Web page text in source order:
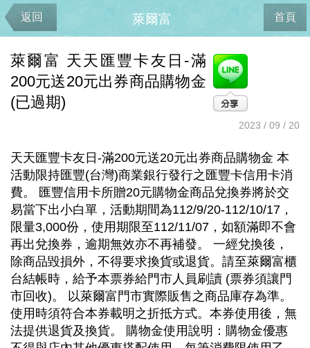
返回 首頁
萊爾富
萊爾富 天天匯豐卡友日-滿
200元送20元出券商品購物金
(已過期)
2023 / 09 / 20
天天匯豐卡友日-滿200元送20元出券商品購物金 本
活動限持匯豐(台灣)商業銀行發行之匯豐卡信用卡消
費。 匯豐信用卡所贈20元購物金商品兌換券將於交
易當下出小白單，活動期間為112/9/20-112/10/17，
限量3,000份，使用期限至112/11/07，如額滿即不會
再出兌換券，逾期無效亦不再補發。 一經兌換後，
除商品毀損外，不得要求換貨或退貨。請至萊爾富櫃
台結帳時，給予本票券給門市人員刷讀 (票券須讓門
市回收)。 以萊爾富門市實際販售之商品庫存為準。
使用時須符合本券載明之折抵方式。本券使用後，無
法提供退貨及換貨。 購物金使用說明：購物金優惠